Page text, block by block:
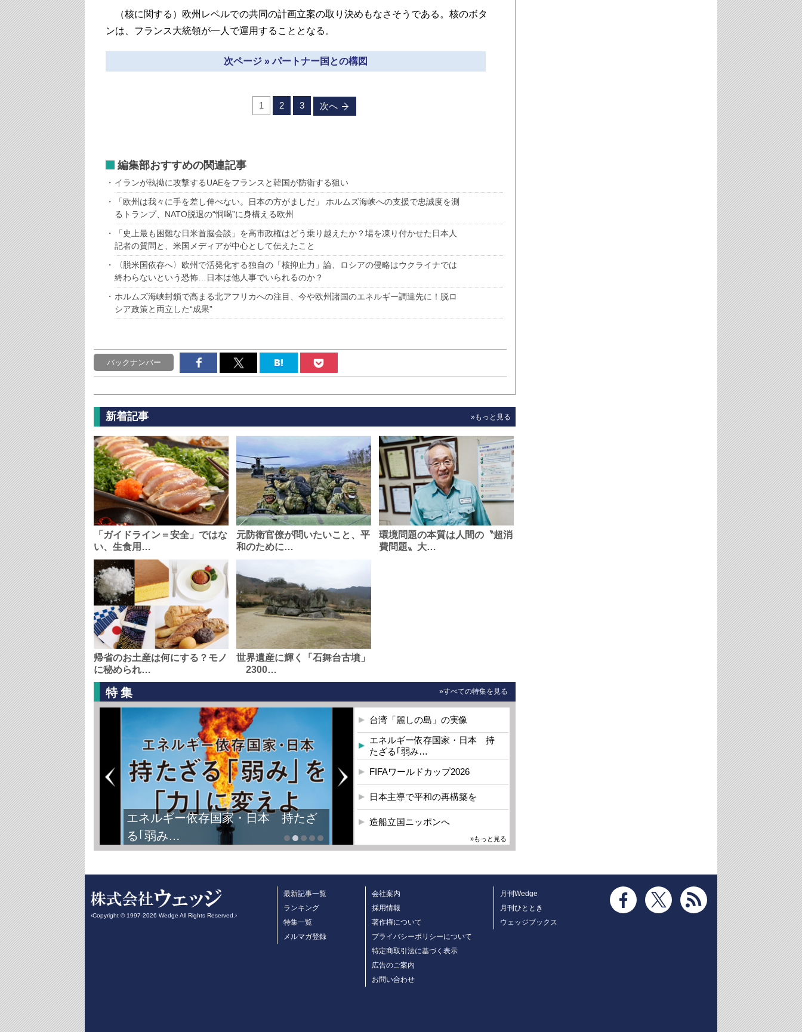
（核に関する）欧州レベルでの共同の計画立案の取り決めもなさそうである。核のボタ
ンは、フランス大統領が一人で運用することとなる。
次ページ » パートナー国との構図
1 2 3 次へ
編集部おすすめの関連記事
イランが執拗に攻撃するUAEをフランスと韓国が防衛する狙い
「欧州は我々に手を差し伸べない。日本の方がましだ」 ホルムズ海峡への支援で忠誠度を測
るトランプ、NATO脱退の“恫喝”に身構える欧州
「史上最も困難な日米首脳会談」を高市政権はどう乗り越えたか？場を凍り付かせた日本人
記者の質問と、米国メディアが中心として伝えたこと
〈脱米国依存へ〉欧州で活発化する独自の「核抑止力」論、ロシアの侵略はウクライナでは
終わらないという恐怖…日本は他人事でいられるのか？
ホルムズ海峡封鎖で高まる北アフリカへの注目、今や欧州諸国のエネルギー調達先に！脱ロ
シア政策と両立した“成果”
バックナンバー
新着記事 »もっと見る
「ガイドライン＝安全」ではな
い、生食用…
元防衛官僚が問いたいこと、平
和のために…
環境問題の本質は人間の〝超消
費問題〟大…
帰省のお土産は何にする？モノ
に秘められ…
世界遺産に輝く「石舞台古墳」
2300…
特集 »すべての特集を見る
エネルギー依存国家・日本 持たざ
る｢弱み…
台湾「麗しの島」の実像
エネルギー依存国家・日本 持
たざる｢弱み…
FIFAワールドカップ2026
日本主導で平和の再構築を
造船立国ニッポンへ
»もっと見る
‹Copyright © 1997-2026 Wedge All Rights Reserved.›
最新記事一覧
ランキング
特集一覧
メルマガ登録
会社案内
採用情報
著作権について
プライバシーポリシーについて
特定商取引法に基づく表示
広告のご案内
お問い合わせ
月刊Wedge
月刊ひととき
ウェッジブックス